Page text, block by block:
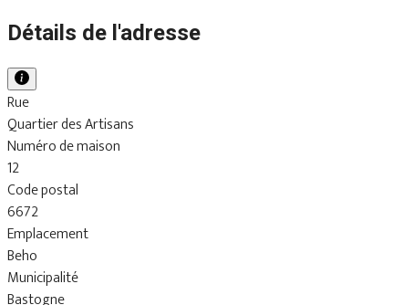
Détails de l'adresse
Rue
Quartier des Artisans
Numéro de maison
12
Code postal
6672
Emplacement
Beho
Municipalité
Bastogne